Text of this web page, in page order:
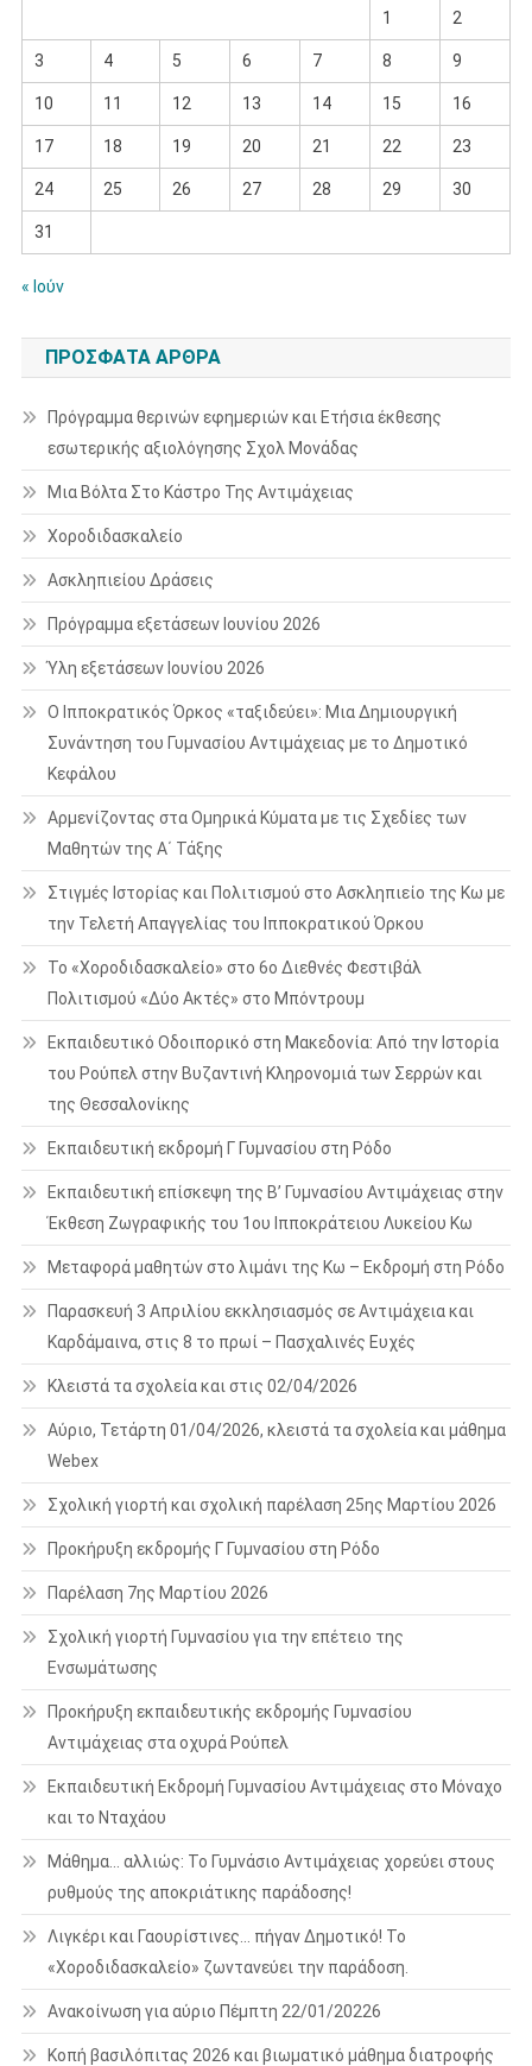
1 2
3 4 5 6 7 8 9
10 11 12 13 14 15 16
17 18 19 20 21 22 23
24 25 26 27 28 29 30
31
« Ιούν
ΠΡΌΣΦΑΤΑ ΆΡΘΡΑ
Πρόγραμμα θερινών εφημεριών και Ετήσια έκθεσης
εσωτερικής αξιολόγησης Σχολ Μονάδας
Μια Βόλτα Στο Κάστρο Της Αντιμάχειας
Χοροδιδασκαλείο
Ασκληπιείου Δράσεις
Πρόγραμμα εξετάσεων Ιουνίου 2026
Ύλη εξετάσεων Ιουνίου 2026
Ο Ιπποκρατικός Όρκος «ταξιδεύει»: Μια Δημιουργική
Συνάντηση του Γυμνασίου Αντιμάχειας με το Δημοτικό
Κεφάλου
Αρμενίζοντας στα Ομηρικά Κύματα με τις Σχεδίες των
Μαθητών της Α΄ Τάξης
Στιγμές Ιστορίας και Πολιτισμού στο Ασκληπιείο της Κω με
την Τελετή Απαγγελίας του Ιπποκρατικού Όρκου
Το «Χοροδιδασκαλείο» στο 6ο Διεθνές Φεστιβάλ
Πολιτισμού «Δύο Ακτές» στο Μπόντρουμ
Εκπαιδευτικό Οδοιπορικό στη Μακεδονία: Από την Ιστορία
του Ρούπελ στην Βυζαντινή Κληρονομιά των Σερρών και
της Θεσσαλονίκης
Εκπαιδευτική εκδρομή Γ Γυμνασίου στη Ρόδο
Εκπαιδευτική επίσκεψη της Β’ Γυμνασίου Αντιμάχειας στην
Έκθεση Ζωγραφικής του 1ου Ιπποκράτειου Λυκείου Κω
Μεταφορά μαθητών στο λιμάνι της Κω – Εκδρομή στη Ρόδο
Παρασκευή 3 Απριλίου εκκλησιασμός σε Αντιμάχεια και
Καρδάμαινα, στις 8 το πρωί – Πασχαλινές Ευχές
Κλειστά τα σχολεία και στις 02/04/2026
Αύριο, Τετάρτη 01/04/2026, κλειστά τα σχολεία και μάθημα
Webex
Σχολική γιορτή και σχολική παρέλαση 25ης Μαρτίου 2026
Προκήρυξη εκδρομής Γ Γυμνασίου στη Ρόδο
Παρέλαση 7ης Μαρτίου 2026
Σχολική γιορτή Γυμνασίου για την επέτειο της
Ενσωμάτωσης
Προκήρυξη εκπαιδευτικής εκδρομής Γυμνασίου
Αντιμάχειας στα οχυρά Ρούπελ
Εκπαιδευτική Εκδρομή Γυμνασίου Αντιμάχειας στο Μόναχο
και το Νταχάου
Μάθημα… αλλιώς: Το Γυμνάσιο Αντιμάχειας χορεύει στους
ρυθμούς της αποκριάτικης παράδοσης!
Λιγκέρι και Γαουρίστινες… πήγαν Δημοτικό! Το
«Χοροδιδασκαλείο» ζωντανεύει την παράδοση.
Ανακοίνωση για αύριο Πέμπτη 22/01/20226
Κοπή βασιλόπιτας 2026 και βιωματικό μάθημα διατροφής